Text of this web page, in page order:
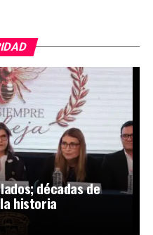
décadas de
historia